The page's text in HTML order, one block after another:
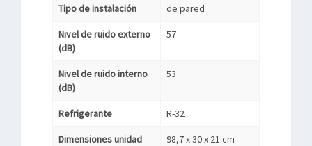
Tipo de instalación de pared
Nivel de ruido externo
(dB)
57
Nivel de ruido interno
(dB)
53
Refrigerante R-32
Dimensiones unidad
98,7 x 30 x 21 cm